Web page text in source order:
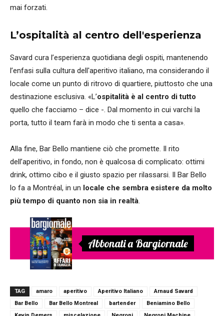
mai forzati.
L’ospitalità al centro dell'esperienza
Savard cura l’esperienza quotidiana degli ospiti, mantenendo
l’enfasi sulla cultura dell'aperitivo italiano, ma considerando il
locale come un punto di ritrovo di quartiere, piuttosto che una
destinazione esclusiva. «L’ospitalità è al centro di tutto
quello che facciamo – dice -. Dal momento in cui varchi la
porta, tutto il team farà in modo che ti senta a casa».
Alla fine, Bar Bello mantiene ciò che promette. Il rito
dell’aperitivo, in fondo, non è qualcosa di complicato: ottimi
drink, ottimo cibo e il giusto spazio per rilassarsi. Il Bar Bello
lo fa a Montréal, in un locale che sembra esistere da molto
più tempo di quanto non sia in realtà.
Abbonati a Bargiornale
TAG amaro aperitivo Aperitivo Italiano
Arnaud Savard
Bar Bello
Bar Bello Montreal bartender
Beniamino Bello